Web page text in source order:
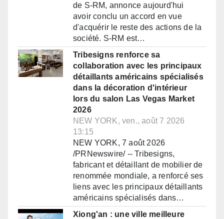
de S-RM, annonce aujourd'hui
avoir conclu un accord en vue
d'acquérir le reste des actions de la
société. S-RM est…
Tribesigns renforce sa
collaboration avec les principaux
détaillants américains spécialisés
dans la décoration d'intérieur
lors du salon Las Vegas Market
2026
NEW YORK, ven., août 7 2026
13:15
NEW YORK, 7 août 2026
/PRNewswire/ -- Tribesigns,
fabricant et détaillant de mobilier de
renommée mondiale, a renforcé ses
liens avec les principaux détaillants
américains spécialisés dans…
Xiong'an : une ville meilleure